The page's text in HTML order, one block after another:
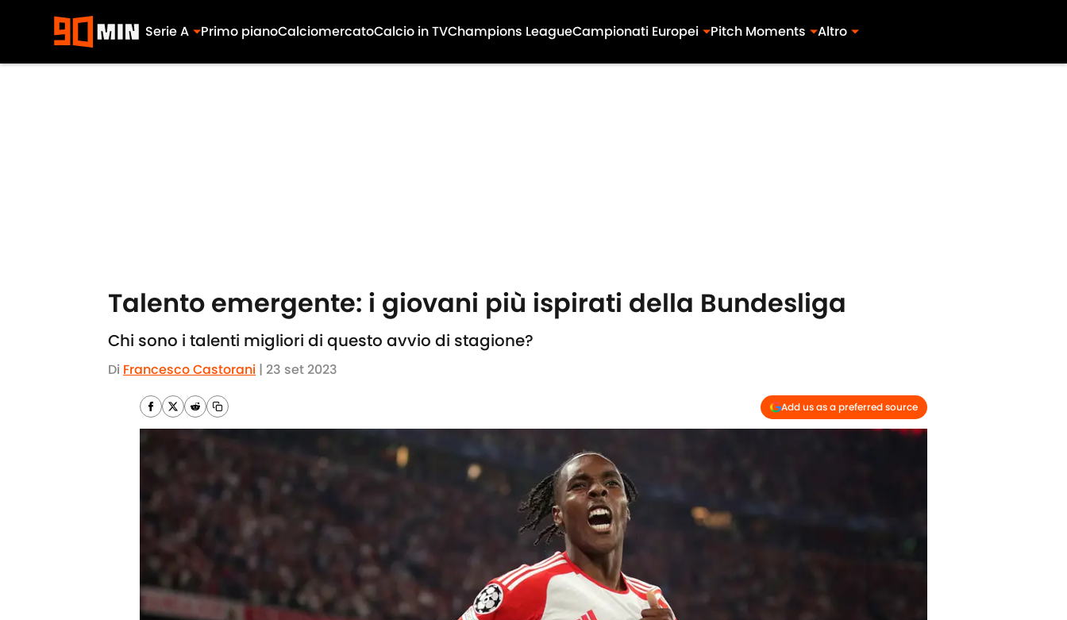
Serie A Primo pianoCalciomercatoCalcio in TVChampions LeagueCampionati Europei Pitch Moments Altro
Talento emergente: i giovani più ispirati della Bundesliga
Chi sono i talenti migliori di questo avvio di stagione?
Di Francesco Castorani | 23 set 2023
Add us as a preferred source